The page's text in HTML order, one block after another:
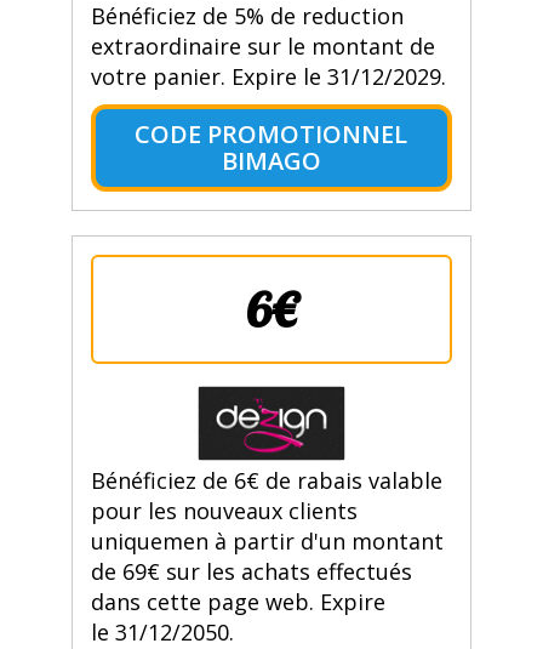
Bénéficiez de 5% de reduction
extraordinaire sur le montant de
votre panier. Expire le 31/12/2029.
CODE PROMOTIONNEL
BIMAGO
6€
Bénéficiez de 6€ de rabais valable
pour les nouveaux clients
uniquemen à partir d'un montant
de 69€ sur les achats effectués
dans cette page web. Expire
le 31/12/2050.